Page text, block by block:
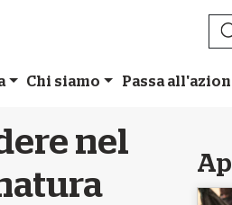
Chi siamo Passa
nel